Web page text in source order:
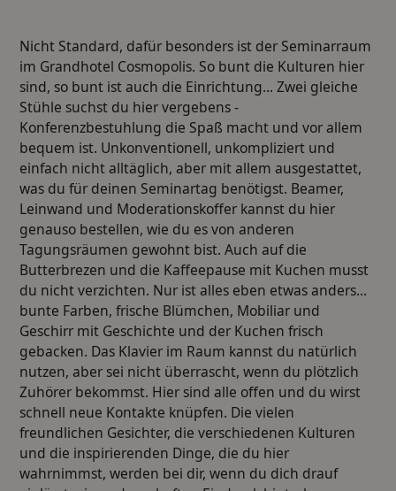
Nicht Standard, dafür besonders ist der Seminarraum
im Grandhotel Cosmopolis. So bunt die Kulturen hier
sind, so bunt ist auch die Einrichtung... Zwei gleiche
Stühle suchst du hier vergebens -
Konferenzbestuhlung die Spaß macht und vor allem
bequem ist. Unkonventionell, unkompliziert und
einfach nicht alltäglich, aber mit allem ausgestattet,
was du für deinen Seminartag benötigst. Beamer,
Leinwand und Moderationskoffer kannst du hier
genauso bestellen, wie du es von anderen
Tagungsräumen gewohnt bist. Auch auf die
Butterbrezen und die Kaffeepause mit Kuchen musst
du nicht verzichten. Nur ist alles eben etwas anders...
bunte Farben, frische Blümchen, Mobiliar und
Geschirr mit Geschichte und der Kuchen frisch
gebacken. Das Klavier im Raum kannst du natürlich
nutzen, aber sei nicht überrascht, wenn du plötzlich
Zuhörer bekommst. Hier sind alle offen und du wirst
schnell neue Kontakte knüpfen. Die vielen
freundlichen Gesichter, die verschiedenen Kulturen
und die inspirierenden Dinge, die du hier
wahrnimmst, werden bei dir, wenn du dich drauf